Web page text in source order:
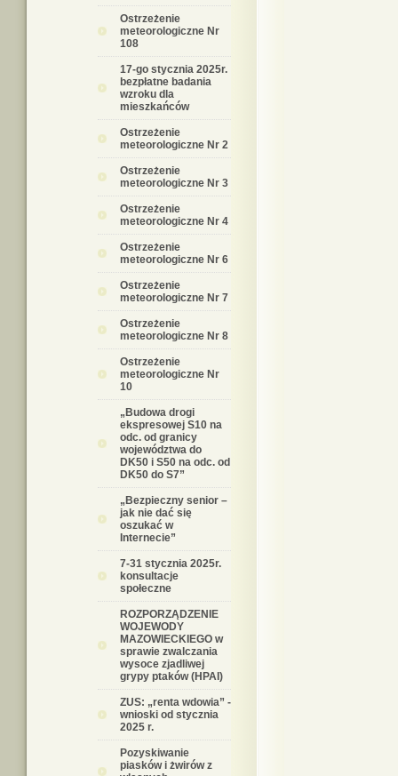
Ostrzeżenie
meteorologiczne Nr
108
17-go stycznia 2025r.
bezpłatne badania
wzroku dla
mieszkańców
Ostrzeżenie
meteorologiczne Nr 2
Ostrzeżenie
meteorologiczne Nr 3
Ostrzeżenie
meteorologiczne Nr 4
Ostrzeżenie
meteorologiczne Nr 6
Ostrzeżenie
meteorologiczne Nr 7
Ostrzeżenie
meteorologiczne Nr 8
Ostrzeżenie
meteorologiczne Nr
10
„Budowa drogi
ekspresowej S10 na
odc. od granicy
województwa do
DK50 i S50 na odc. od
DK50 do S7”
„Bezpieczny senior –
jak nie dać się
oszukać w
Internecie”
7-31 stycznia 2025r.
konsultacje
społeczne
ROZPORZĄDZENIE
WOJEWODY
MAZOWIECKIEGO w
sprawie zwalczania
wysoce zjadliwej
grypy ptaków (HPAI)
ZUS: „renta wdowia” -
wnioski od stycznia
2025 r.
Pozyskiwanie
piasków i żwirów z